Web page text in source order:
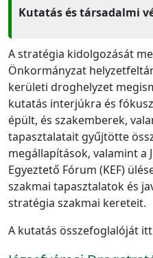
Kutatás és társadalmi
A stratégia kidolgozását
Önkormányzat
kerületi droghelyzet
kutatás interjúkra és
épült, és szakemberek,
tapasztalatait gyűjtötte
megállapítások, valamint a
Egyeztető Fórum (KEF)
szakmai tapasztalatok és
stratégia szakmai kereteit.
A kutatás összefoglalóját